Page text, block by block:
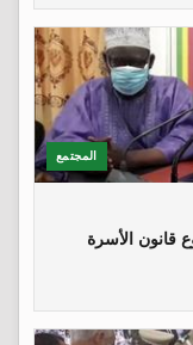
المجتمع
الأسرة